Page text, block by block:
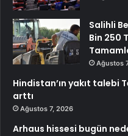
Salihli
Bin 250
Ağustos
Hindistan’ın yakıt talebi
arttı
Ağustos 7, 2026
Arhaus hissesi bugün